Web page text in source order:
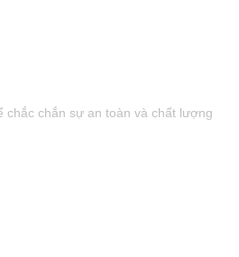
chắn sự an toàn và chất lượng